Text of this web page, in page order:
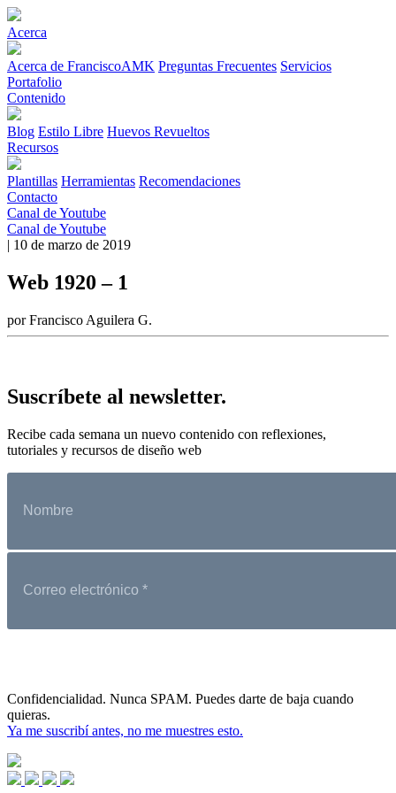
Acerca
Acerca de FranciscoAMK Preguntas Frecuentes Servicios
Portafolio
Contenido
Blog Estilo Libre Huevos Revueltos
Recursos
Plantillas Herramientas Recomendaciones
Contacto
Canal de Youtube
Canal de Youtube
| 10 de marzo de 2019
Web 1920 – 1
por Francisco Aguilera G.
Suscríbete al newsletter.
Recibe cada semana un nuevo contenido con reflexiones,
tutoriales y recursos de diseño web
Confidencialidad. Nunca SPAM. Puedes darte de baja cuando
quieras.
Ya me suscribí antes, no me muestres esto.